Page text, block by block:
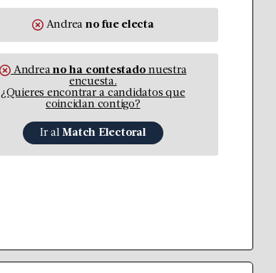
Andrea no fue electa
Andrea no ha contestado nuestra
encuesta.
¿Quieres encontrar a candidatos que
coincidan contigo?
Ir alMatch Electoral